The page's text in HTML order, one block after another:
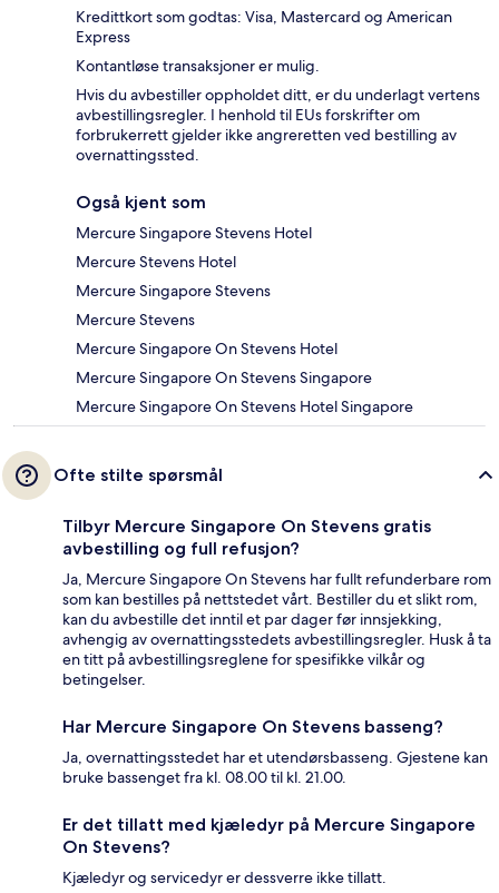
Kredittkort som godtas: Visa, Mastercard og American
Express
Kontantløse transaksjoner er mulig.
Hvis du avbestiller oppholdet ditt, er du underlagt vertens
avbestillingsregler. I henhold til EUs forskrifter om
forbrukerrett gjelder ikke angreretten ved bestilling av
overnattingssted.
Også kjent som
Mercure Singapore Stevens Hotel
Mercure Stevens Hotel
Mercure Singapore Stevens
Mercure Stevens
Mercure Singapore On Stevens Hotel
Mercure Singapore On Stevens Singapore
Mercure Singapore On Stevens Hotel Singapore
Ofte stilte spørsmål
Tilbyr Mercure Singapore On Stevens gratis
avbestilling og full refusjon?
Ja, Mercure Singapore On Stevens har fullt refunderbare rom
som kan bestilles på nettstedet vårt. Bestiller du et slikt rom,
kan du avbestille det inntil et par dager før innsjekking,
avhengig av overnattingsstedets avbestillingsregler. Husk å ta
en titt på avbestillingsreglene for spesifikke vilkår og
betingelser.
Har Mercure Singapore On Stevens basseng?
Ja, overnattingsstedet har et utendørsbasseng. Gjestene kan
bruke bassenget fra kl. 08.00 til kl. 21.00.
Er det tillatt med kjæledyr på Mercure Singapore
On Stevens?
Kjæledyr og servicedyr er dessverre ikke tillatt.